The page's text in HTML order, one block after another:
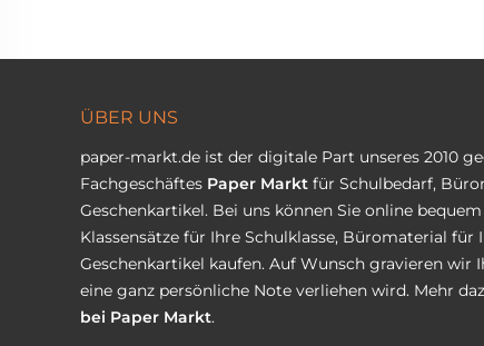
ÜBER UNS
paper-markt.de ist der digitale Part unseres 2010
Fachgeschäftes Paper Markt für Schulbedarf,
Geschenkartikel. Bei uns können Sie online
Klassensätze für Ihre Schulklasse, Büromaterial
Geschenkartikel kaufen. Auf Wunsch gravieren wir
eine ganz persönliche Note verliehen wird. Mehr
bei Paper Markt.